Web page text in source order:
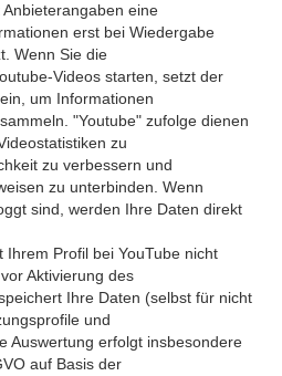
eine
erst bei Wiedergabe
Wenn Sie die
Videos starten, setzt der
um Informationen
"Youtube" zufolge dienen
zu
zu verbessern und
zu unterbinden. Wenn
sind, werden Ihre Daten direkt
Profil bei YouTube nicht
Aktivierung des
Ihre Daten (selbst für nicht
und
Auswertung erfolgt insbesondere
auf Basis der